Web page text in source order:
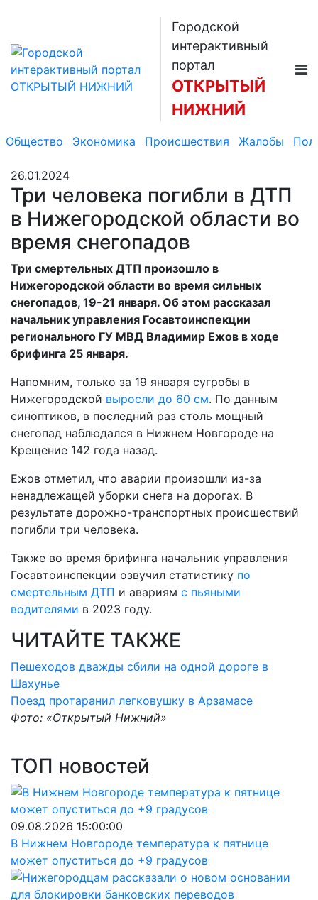
Городской
интерактивный
портал
ОТКРЫТЫЙ
НИЖНИЙ
Общество Экономика Происшествия Жалобы
26.01.2024
Три человека погибли в ДТП
в Нижегородской области во
время снегопадов
Три смертельных ДТП произошло в
Нижегородской области во время сильных
снегопадов, 19-21 января. Об этом рассказал
начальник управления Госавтоинспекции
регионального ГУ МВД Владимир Ежов в ходе
брифинга 25 января.
Напомним, только за 19 января сугробы в
Нижегородской выросли до 60 см. По данным
синоптиков, в последний раз столь мощный
снегопад наблюдался в Нижнем Новгороде на
Крещение 142 года назад.
Ежов отметил, что аварии произошли из-за
ненадлежащей уборки снега на дорогах. В
результате дорожно-транспортных происшествий
погибли три человека.
Также во время брифинга начальник управления
Госавтоинспекции озвучил статистику по
смертельным ДТП и авариям с пьяными
водителями в 2023 году.
ЧИТАЙТЕ ТАКЖЕ
Пешеходов дважды сбили на одной дороге в
Шахунье
Поезд протаранил легковушку в Арзамасе
Фото: «Открытый Нижний»
ТОП новостей
09.08.2026 15:00:00
В Нижнем Новгороде температура к пятнице
может опуститься до +9 градусов